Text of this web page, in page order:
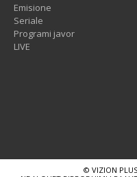
Emisione
Seriale
Programi javor
LIVE
© VIZION